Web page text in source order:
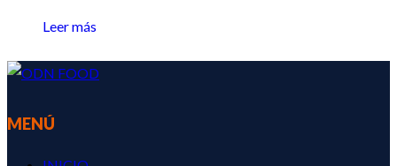
Leer más
MENÚ